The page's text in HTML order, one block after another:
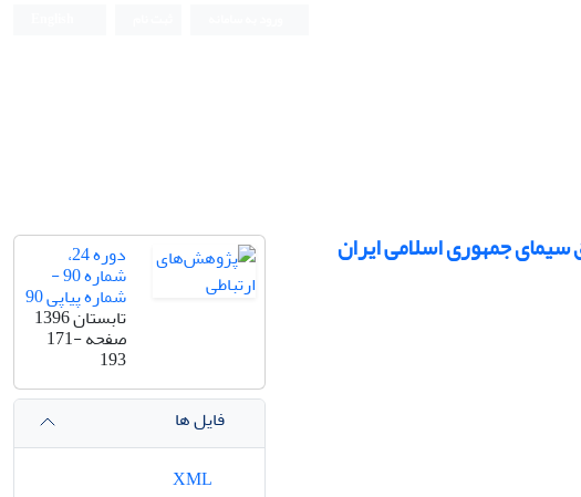
جمهوری اسلامی ایران دوره 24،
شماره 90 -
شماره پیاپی 90
تابستان 1396
صفحه171-
193
فایل ها